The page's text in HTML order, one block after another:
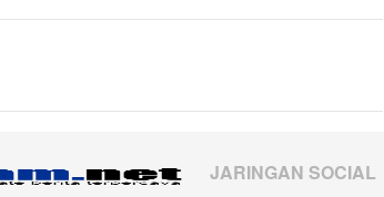
JARINGAN SOCIAL